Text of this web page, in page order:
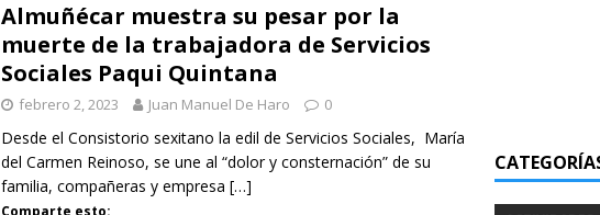
Almuñécar muestra su pesar por la
muerte de la trabajadora de Servicios
Sociales Paqui Quintana
febrero 2, 2023 Juan Manuel De Haro 0
Desde el Consistorio sexitano la edil de Servicios Sociales, María
del Carmen Reinoso, se une al “dolor y consternación” de su
familia, compañeras y empresa […]
Comparte esto: